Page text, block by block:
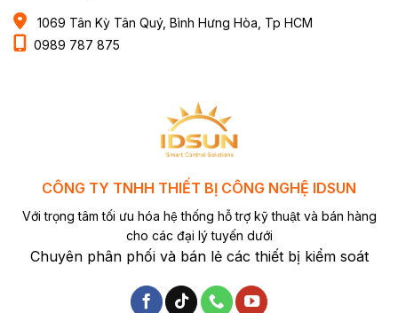
1069 Tân Kỳ Tân Quý, Bình Hưng Hòa, Tp HCM
0989 787 875
CÔNG TY TNHH THIẾT BỊ CÔNG NGHỆ IDSUN
Với trọng tâm tối ưu hóa hệ thống hỗ trợ kỹ thuật và bán hàng
cho các đại lý tuyến dưới
Chuyên phân phối và bán lẻ các thiết bị kiểm soát